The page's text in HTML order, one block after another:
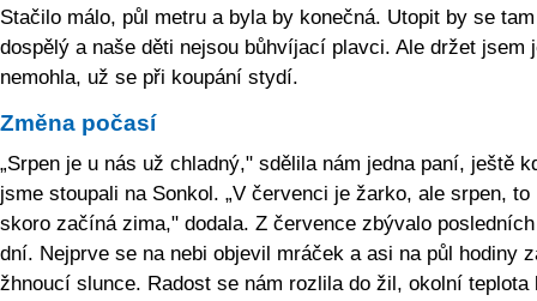
Stačilo málo, půl metru a byla by konečná. Utopit by se
dospělý a naše děti nejsou bůhvíjací plavci. Ale držet jsem
nemohla, už se při koupání stydí.
Změna počasí
„Srpen je u nás už chladný," sdělila nám jedna paní, ještě
jsme stoupali na Sonkol. „V červenci je žarko, ale srpen, to
skoro začíná zima," dodala. Z července zbývalo
dní. Nejprve se na nebi objevil mráček a asi na půl hodiny
žhnoucí slunce. Radost se nám rozlila do žil, okolní teplota